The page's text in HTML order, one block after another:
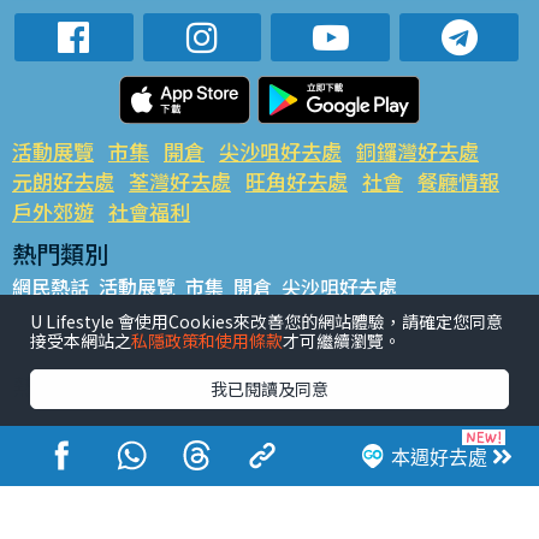
本週好去處
活動展覽 市集 開倉 尖沙咀好去處 銅鑼灣好去處
元朗好去處 荃灣好去處 旺角好去處 社會 餐廳情報
戶外郊遊 社會福利
熱門類別
網民熱話 活動展覽 市集 開倉 尖沙咀好去處
銅鑼灣好去處 元朗好去處 荃灣好去處 旺角好去處 社會
餐廳情報 戶外郊遊
熱門標籤
#UGO搵好去處 #人氣活動推介 #美食社群熱話
#親子玩樂好去處
#ULifestyle應用程式
#限時搶
#UJetso禮物放送
#ULifestyle商戶中心 #著數 #網絡熱話
U Lifestyle 會使用Cookies來改善您的網站體驗，請確定您同意
接受本網站之私隱政策和使用條款才可繼續瀏覽。
我已閱讀及同意